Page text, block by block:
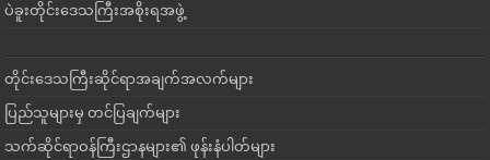
ပဲခူးတိုင်းဒေသကြီးအစိုးရအဖွဲ့
တိုင်းဒေသကြီးဆိုင်ရာအချက်အလက်များ
ပြည်သူများမှ တင်ပြချက်များ
သက်ဆိုင်ရာဝန်ကြီးဌာနများ၏ ဖုန်းနံပါတ်များ